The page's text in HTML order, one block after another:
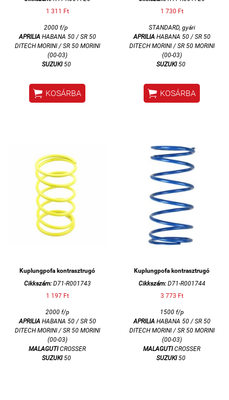
1 311 Ft
2000 f/p
APRILIA HABANA 50 / SR 50
DITECH MORINI / SR 50 MORINI
(00-03)
SUZUKI50
 KOSÁRBA
1 730 Ft
STANDARD, gyári
APRILIA HABANA 50 / SR 50
DITECH MORINI / SR 50 MORINI
(00-03)
SUZUKI50
 KOSÁRBA
Kuplungpofa kontrasztrugó
Cikkszám:D71-R001743
1 197 Ft
2000 f/p
APRILIA HABANA 50 / SR 50
DITECH MORINI / SR 50 MORINI
(00-03)
MALAGUTICROSSER
SUZUKI50
Kuplungpofa kontrasztrugó
Cikkszám:D71-R001744
3 773 Ft
1500 f/p
APRILIA HABANA 50 / SR 50
DITECH MORINI / SR 50 MORINI
(00-03)
MALAGUTICROSSER
SUZUKI50